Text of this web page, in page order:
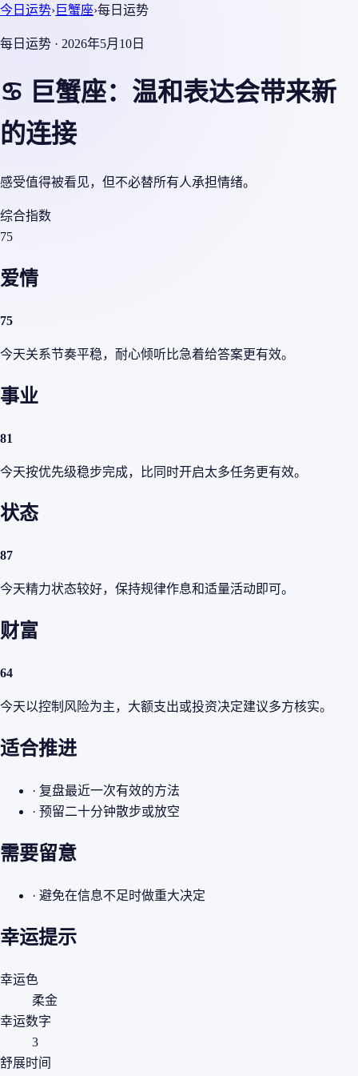
今日运势›巨蟹座›每日运势
每日运势 · 2026年5月10日
♋ 巨蟹座：温和表达会带来新
的连接
感受值得被看见，但不必替所有人承担情绪。
综合指数
75
爱情
75
今天关系节奏平稳，耐心倾听比急着给答案更有效。
事业
81
今天按优先级稳步完成，比同时开启太多任务更有效。
状态
87
今天精力状态较好，保持规律作息和适量活动即可。
财富
64
今天以控制风险为主，大额支出或投资决定建议多方核实。
适合推进
· 复盘最近一次有效的方法
· 预留二十分钟散步或放空
需要留意
· 避免在信息不足时做重大决定
幸运提示
幸运色
柔金
幸运数字
3
舒展时间